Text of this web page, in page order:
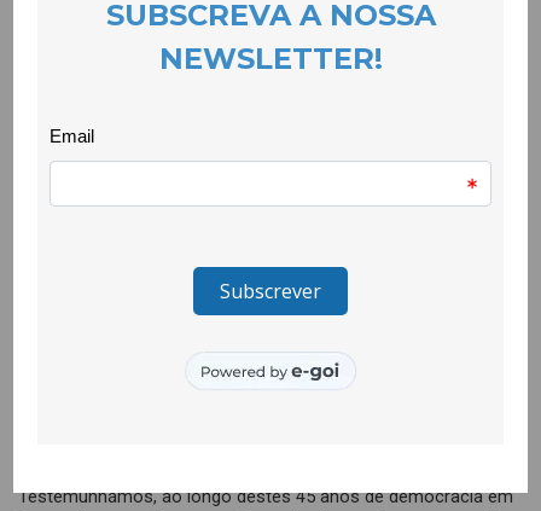
A Estratégia Nacional para a Igualdade e a Não Discriminação
2018-2030 – Portugal + Igual, bem como os três planos de
desempenhada pela sociedade civil no planeamento da política
práticas e recursos, com vista ao desenvolvimento de
diário de uma rede nacional de apoio a vítimas de violência
doméstica; na criação de novos serviços especializados que
abertura de linhas de apoio técnico e financeiro para o
desenvolvimento de projetos; na auscultação constante para a
Testemunhámos, ao longo destes 45 anos de democracia em